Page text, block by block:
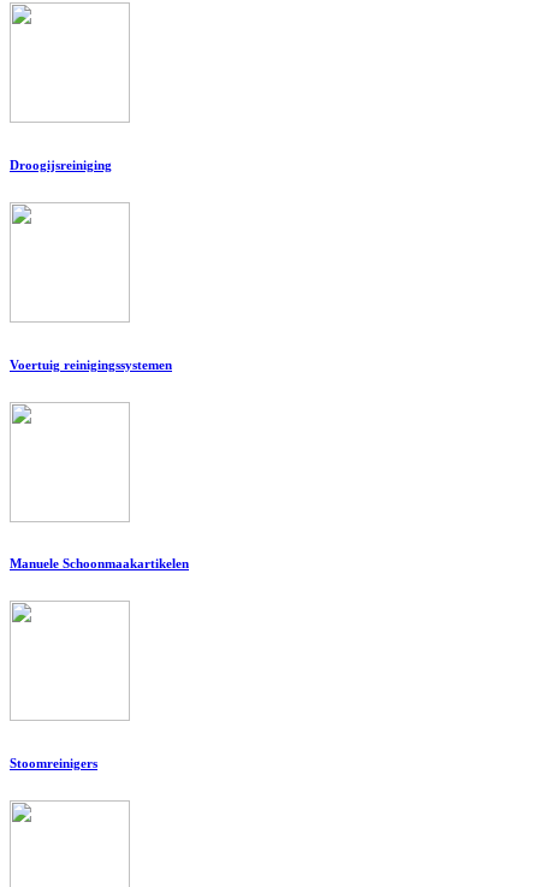
Droogijsreiniging
Voertuig reinigingssystemen
Manuele Schoonmaakartikelen
Stoomreinigers